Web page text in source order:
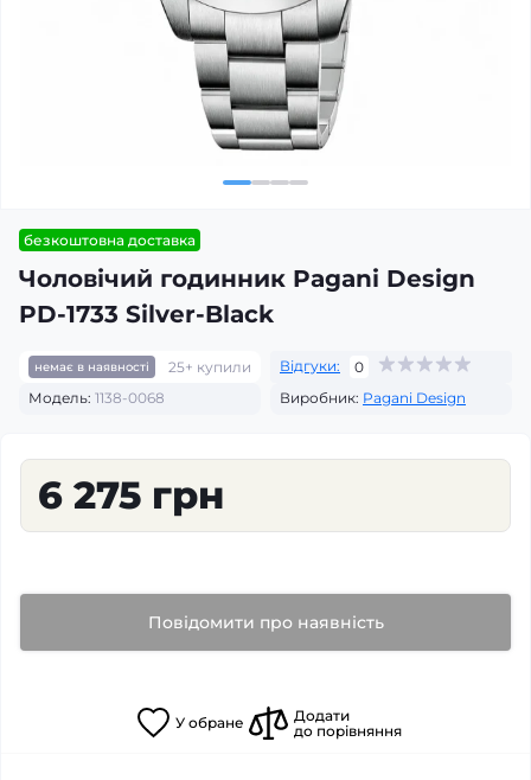
безкоштовна доставка
Чоловічий годинник Pagani Design
PD-1733 Silver-Black
немає в наявності 25+ купили Відгуки:
0
Модель: 1138-0068 Виробник: Pagani Design
6 275 грн
Повідомити про наявність
У обране
Додати
до порівняння